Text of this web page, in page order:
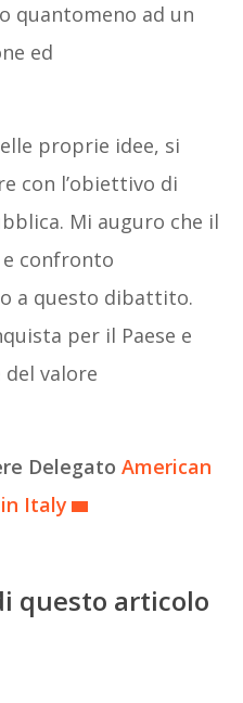
quantomeno ad un
ed
proprie idee, si
con l’obiettivo di
Mi auguro che il
confronto
a questo dibattito.
per il Paese e
valore
Delegato American
Italy
questo articolo